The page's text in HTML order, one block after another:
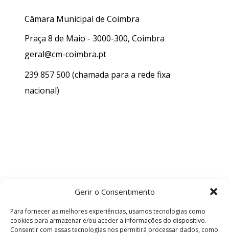
Gerir o Consentimento
Para fornecer as melhores experiências, usamos tecnologias como
cookies para armazenar e/ou aceder a informações do dispositivo.
Consentir com essas tecnologias nos permitirá processar dados, como
Câmara Municipal de Coimbra
Praça 8 de Maio - 3000-300, Coimbra
geral@cm-coimbra.pt
239 857 500 (chamada para a rede fixa
nacional)